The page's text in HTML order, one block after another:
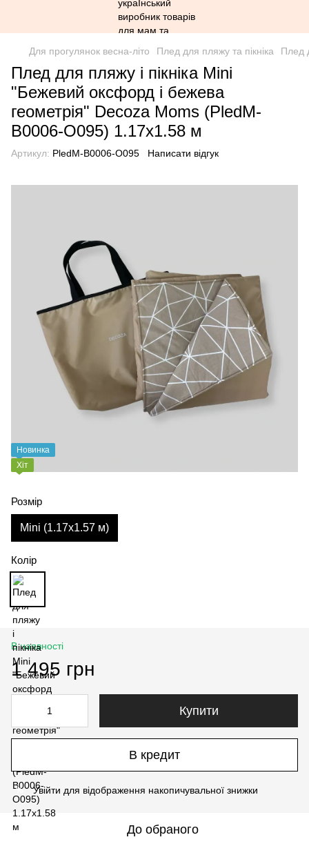
Для прогулянок весна-літо Плед для пляжу та пікніка Плед
Плед для пляжу і пікніка Mini
"Бежевий оксфорд і бежева
геометрія" Decoza Moms (PledM-
B0006-O095) 1.17х1.58 м
Артикул: PledM-B0006-O095 Написати відгук
Новинка
Хіт
Розмір
Mini (1.17х1.57 м)
Колір
В наявності
1 495 грн
Купити
В кредит
% Увійти для відображення накопичувальної знижки
До обраного